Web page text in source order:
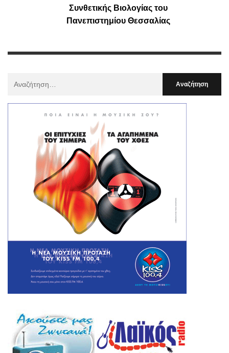
Συνθετικής Βιολογίας του
Πανεπιστημίου Θεσσαλίας
: